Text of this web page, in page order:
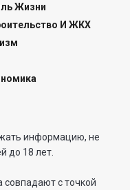
Жизни
И ЖКХ
информацию, не
до 18 лет.
совпадают с точкой